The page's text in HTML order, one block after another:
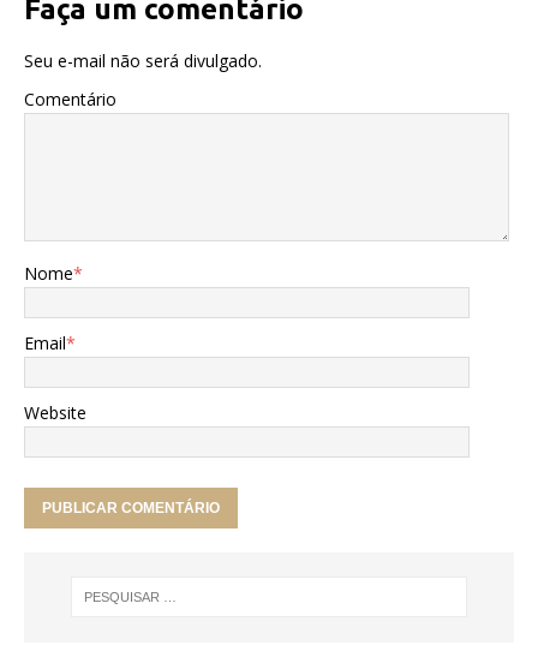
k
p
Faça um comentário
Seu e-mail não será divulgado.
Comentário
Nome*
Email*
Website